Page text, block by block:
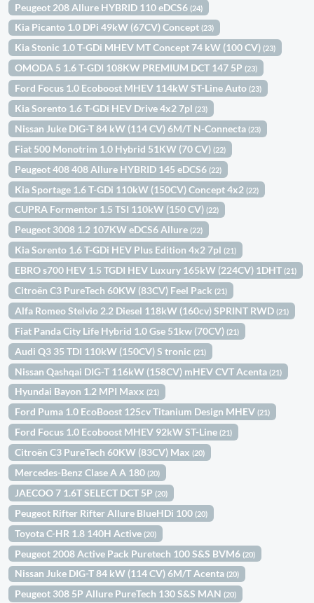
Peugeot 208 Allure HYBRID 110 eDCS6(24)
Kia Picanto 1.0 DPi 49kW (67CV) Concept(23)
Kia Stonic 1.0 T-GDi MHEV MT Concept 74 kW (100 CV)(23)
OMODA 5 1.6 T-GDI 108KW PREMIUM DCT 147 5P(23)
Ford Focus 1.0 Ecoboost MHEV 114kW ST-Line Auto(23)
Kia Sorento 1.6 T-GDi HEV Drive 4x2 7pl(23)
Nissan Juke DIG-T 84 kW (114 CV) 6M/T N-Connecta(23)
Fiat 500 Monotrim 1.0 Hybrid 51KW (70 CV)(22)
Peugeot 408 408 Allure HYBRID 145 eDCS6(22)
Kia Sportage 1.6 T-GDi 110kW (150CV) Concept 4x2(22)
CUPRA Formentor 1.5 TSI 110kW (150 CV)(22)
Peugeot 3008 1.2 107KW eDCS6 Allure(22)
Kia Sorento 1.6 T-GDi HEV Plus Edition 4x2 7pl(21)
EBRO s700 HEV 1.5 TGDI HEV Luxury 165kW (224CV) 1DHT(21)
Citroën C3 PureTech 60KW (83CV) Feel Pack(21)
Alfa Romeo Stelvio 2.2 Diesel 118kW (160cv) SPRINT RWD(21)
Fiat Panda City Life Hybrid 1.0 Gse 51kw (70CV)(21)
Audi Q3 35 TDI 110kW (150CV) S tronic(21)
Nissan Qashqai DIG-T 116kW (158CV) mHEV CVT Acenta(21)
Hyundai Bayon 1.2 MPI Maxx(21)
Ford Puma 1.0 EcoBoost 125cv Titanium Design MHEV(21)
Ford Focus 1.0 Ecoboost MHEV 92kW ST-Line(21)
Citroën C3 PureTech 60KW (83CV) Max(20)
Mercedes-Benz Clase A A 180(20)
JAECOO 7 1.6T SELECT DCT 5P(20)
Peugeot Rifter Rifter Allure BlueHDi 100(20)
Toyota C-HR 1.8 140H Active(20)
Peugeot 2008 Active Pack Puretech 100 S&S BVM6(20)
Nissan Juke DIG-T 84 kW (114 CV) 6M/T Acenta(20)
Peugeot 308 5P Allure PureTech 130 S&S MAN(20)